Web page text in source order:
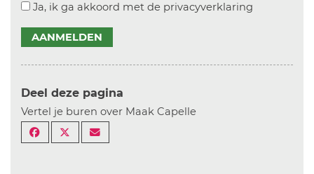
Ja, ik ga akkoord met de privacyverklaring
AANMELDEN
Deel deze pagina
Vertel je buren over Maak Capelle